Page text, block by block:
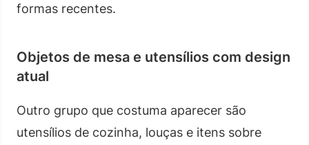
formas recentes.
Objetos de mesa e utensílios com design
atual
Outro grupo que costuma aparecer são
utensílios de cozinha, louças e itens sobre